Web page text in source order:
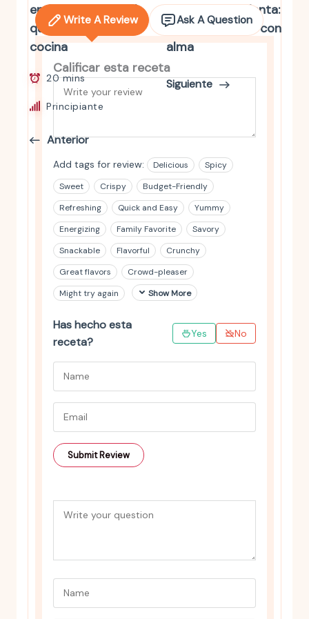
endulzante natural
que conquistará tu
cocina
20 mins
Principiante
Anterior
blanco en olla lenta:
un plato casero con
alma
Siguiente
Write A Review Ask A Question
Calificar esta receta
Add tags for review: Delicious
Spicy
Sweet
Crispy
Budget-Friendly
Refreshing
Quick and Easy
Yummy
Energizing
Family Favorite
Savory
Snackable
Flavorful
Crunchy
Great flavors
Crowd-pleaser
Might try again
Show More
Has hecho esta
receta?
Yes No